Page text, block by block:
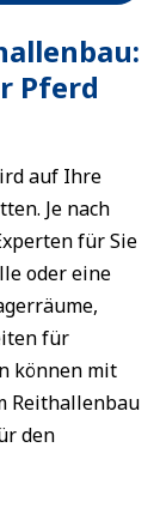
Pferd
auf Ihre
Je nach
für Sie
oder eine
für
können mit
Reithallenbau
den